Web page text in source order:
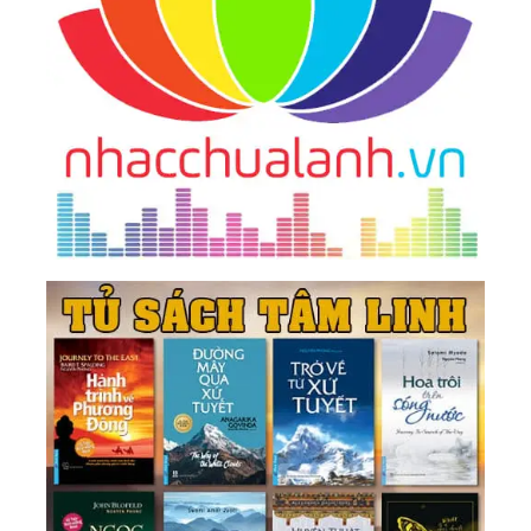
48.
Tìm Lại Chính Mình
Hành Trình Trở Về
Phương Pháp Trở Nên Nhất Thể Với Chúa,
Phật
51.Thuận Tự Nhiên
52.Hành Trình Vĩ Đại Của Linh Hồn
Cảm Giác Tích Cực
54.Vô Niệm - Vô Ngã
55.Thay Đổi Bản Thân Là Thay Đổi Thế Giới
56.Góc Nhìn
57.Thông Tin Là Năng Lượng
58.Làm Chủ Bản Năng
59.Nhất Ngôn, Tất Sát